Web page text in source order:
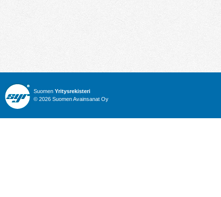
Suomen Yritysrekisteri
© 2026 Suomen Avainsanat Oy